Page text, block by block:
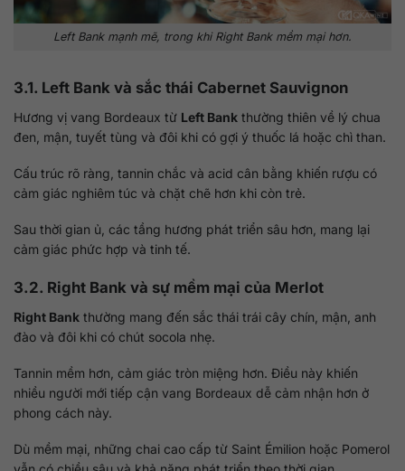
Left Bank mạnh mẽ, trong khi Right Bank mềm mại hơn.
3.1. Left Bank và sắc thái Cabernet Sauvignon
Hương vị vang Bordeaux từ Left Bank thường thiên về lý chua
đen, mận, tuyết tùng và đôi khi có gợi ý thuốc lá hoặc chì than.
Cấu trúc rõ ràng, tannin chắc và acid cân bằng khiến rượu có
cảm giác nghiêm túc và chặt chẽ hơn khi còn trẻ.
Sau thời gian ủ, các tầng hương phát triển sâu hơn, mang lại
cảm giác phức hợp và tinh tế.
3.2. Right Bank và sự mềm mại của Merlot
Right Bank thường mang đến sắc thái trái cây chín, mận, anh
đào và đôi khi có chút socola nhẹ.
Tannin mềm hơn, cảm giác tròn miệng hơn. Điều này khiến
nhiều người mới tiếp cận vang Bordeaux dễ cảm nhận hơn ở
phong cách này.
Dù mềm mại, những chai cao cấp từ Saint Émilion hoặc Pomerol